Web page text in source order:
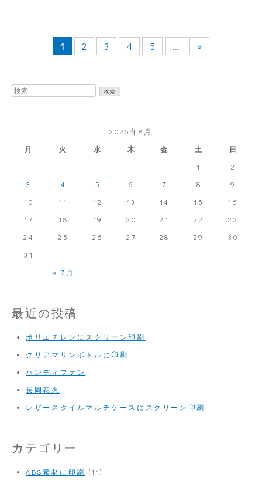
報
1 2 3 4 5 ... »
検
2026年8月
月
火 水 木 金 土 日
« 7月
1
2
3
4 5 6 7 8
9
10
11 12 13 14 15
16
17
18 19 20 21 22
23
24
25 26 27 28 29
30
31
最近の投稿
ポリエチレンにスクリーン印刷
クリアマリンボトルに印刷
ハンディファン
長岡花火
レザースタイルマルチケースにスクリーン印刷
カテゴリー
ABS素材に印刷 (11)